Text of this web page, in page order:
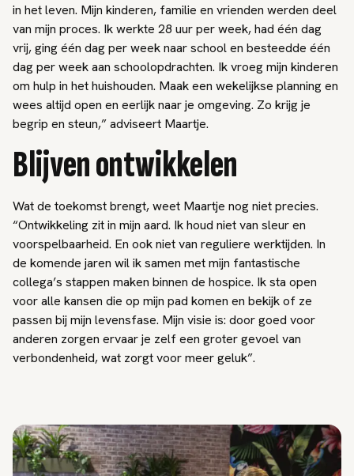
in het leven. Mijn kinderen, familie en vrienden werden deel
van mijn proces. Ik werkte 28 uur per week, had één dag
vrij, ging één dag per week naar school en besteedde één
dag per week aan schoolopdrachten. Ik vroeg mijn kinderen
om hulp in het huishouden. Maak een wekelijkse planning en
wees altijd open en eerlijk naar je omgeving. Zo krijg je
begrip en steun,” adviseert Maartje.
Blijven ontwikkelen
Wat de toekomst brengt, weet Maartje nog niet precies.
“Ontwikkeling zit in mijn aard. Ik houd niet van sleur en
voorspelbaarheid. En ook niet van reguliere werktijden. In
de komende jaren wil ik samen met mijn fantastische
collega’s stappen maken binnen de hospice. Ik sta open
voor alle kansen die op mijn pad komen en bekijk of ze
passen bij mijn levensfase. Mijn visie is: door goed voor
anderen zorgen ervaar je zelf een groter gevoel van
verbondenheid, wat zorgt voor meer geluk”.